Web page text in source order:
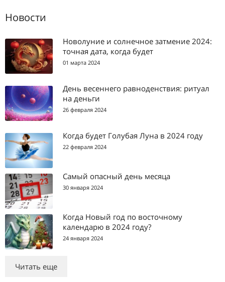
Новости
Новолуние и солнечное затмение 2024:
точная дата, когда будет
01 марта 2024
День весеннего равноденствия: ритуал
на деньги
26 февраля 2024
Когда будет Голубая Луна в 2024 году
22 февраля 2024
Самый опасный день месяца
30 января 2024
Когда Новый год по восточному
календарю в 2024 году?
24 января 2024
Читать еще